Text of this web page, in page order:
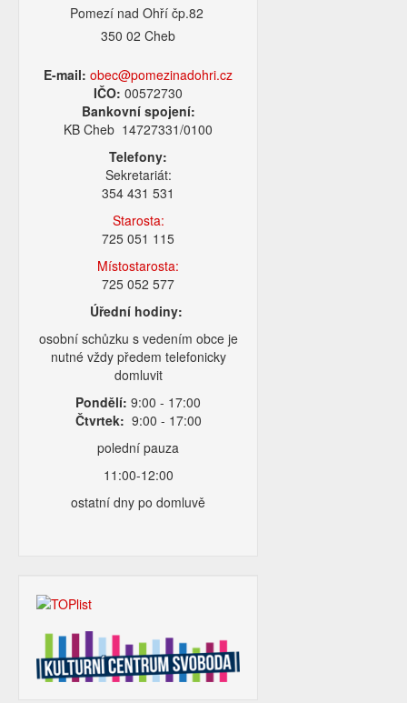
Pomezí nad Ohří čp.82
350 02 Cheb
E-mail: obec@pomezinadohri.cz
IČO:00572730
Bankovní spojení:
KB Cheb 14727331/0100
Telefony:
Sekretariát:
354 431 531
Starosta:
725 051 115
Místostarosta:
725 052 577
Úřední hodiny:
osobní schůzku s vedením obce je
nutné vždy předem telefonicky
domluvit
Pondělí: 9:00 - 17:00
Čtvrtek: 9:00 - 17:00
polední pauza
11:00-12:00
ostatní dny po domluvě